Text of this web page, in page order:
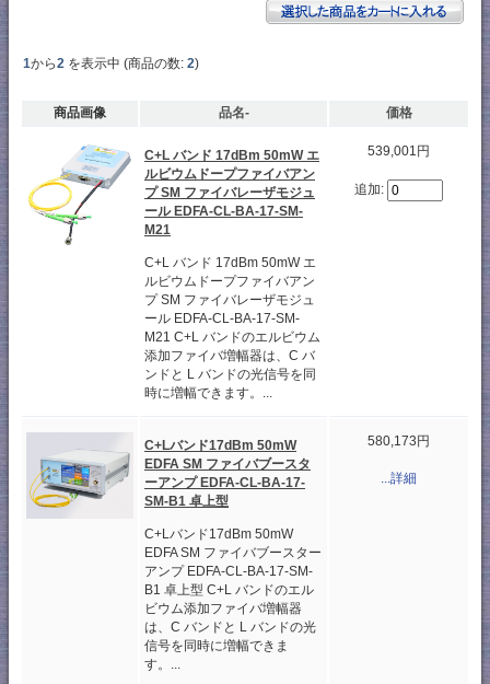
1から2 を表示中 (商品の数: 2)
商品画像 品名- 価格
C+L バンド 17dBm 50mW エ
ルビウムドープファイバアン
プ SM ファイバレーザモジュ
ール EDFA-CL-BA-17-SM-
M21
C+L バンド 17dBm 50mW エ
ルビウムドープファイバアン
プ SM ファイバレーザモジュ
ール EDFA-CL-BA-17-SM-
M21 C+L バンドのエルビウム
添加ファイバ増幅器は、C バ
ンドと L バンドの光信号を同
時に増幅できます。...
539,001円
追加:
C+Lバンド17dBm 50mW
EDFA SM ファイバブースタ
ーアンプ EDFA-CL-BA-17-
SM-B1 卓上型
C+Lバンド17dBm 50mW
EDFA SM ファイバブースター
アンプ EDFA-CL-BA-17-SM-
B1 卓上型 C+L バンドのエル
ビウム添加ファイバ増幅器
は、C バンドと L バンドの光
信号を同時に増幅できま
す。...
580,173円
...詳細